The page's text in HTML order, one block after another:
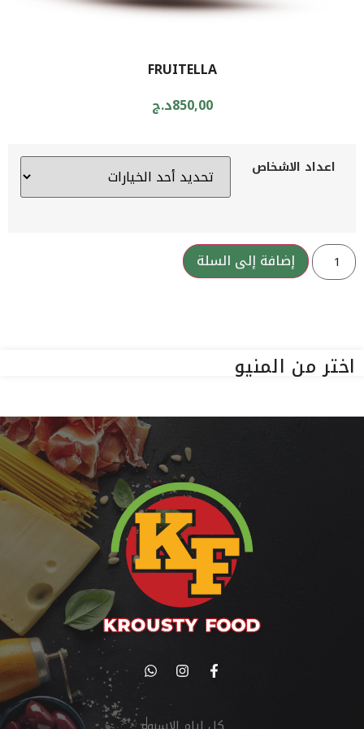
FRUITELLA
850,00د.ج
اعداد الاشخاص
إضافة إلى السلة
اختر من المنيو